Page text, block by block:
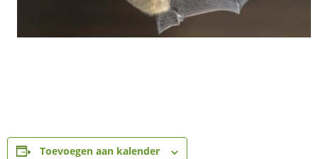
Toevoegen aan kalender